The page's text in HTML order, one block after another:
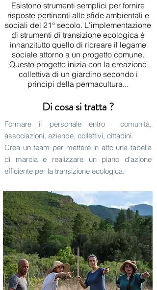
Esistono strumenti semplici per fornire
risposte pertinenti alle sfide ambientali e
sociali del 21° secolo. L'implementazione
di strumenti di transizione ecologica è
innanzitutto quello di ricreare il legame
sociale attorno a un progetto comune.
Questo progetto inizia con la creazione
collettiva di un giardino secondo i
principi della permacultura...
Di cosa si tratta ?
Formare il personale entro
comunità,
associazioni, aziende, collettivi, cittadini.
Crea un team per mettere in atto una tabella
di marcia e realizzare un piano d'azione
efficiente per la transizione ecologica.